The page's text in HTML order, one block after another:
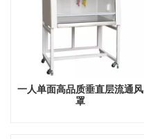
一人单面高品质垂直层流通风
罩